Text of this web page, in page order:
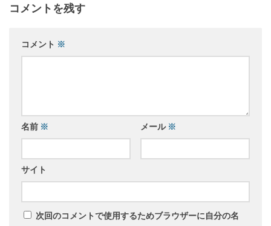
コメントを残す
コメント ※
名前 ※ メール ※
サイト
次回のコメントで使用するためブラウザーに自分の名